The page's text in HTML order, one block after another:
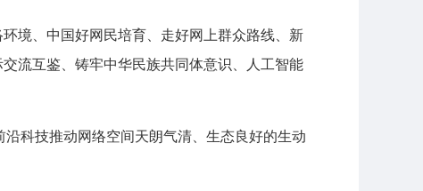
境、中国好网民培育、走好网上群众路线、新
流互鉴、铸牢中华民族共同体意识、人工智能
科技推动网络空间天朗气清、生态良好的生动